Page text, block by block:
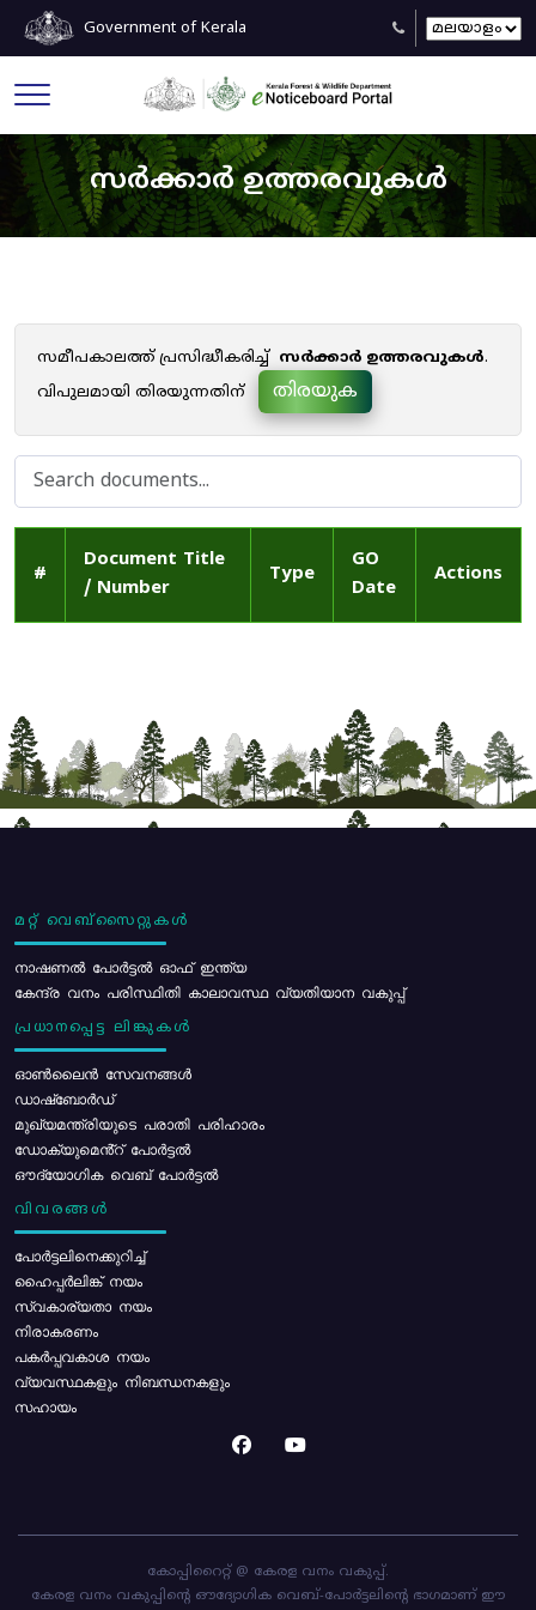
Government of Kerala
സർക്കാർ ഉത്തരവുകൾ
സമീപകാലത്ത് പ്രസിദ്ധീകരിച്ച് സർക്കാർ ഉത്തരവുകൾ.
വിപുലമായി തിരയുന്നതിന്
തിരയുക
#
Document Title
/ Number
Type
GO
Date
Actions
മറ്റ് വെബ്സൈറ്റുകൾ
നാഷണൽ പോർട്ടൽ ഓഫ് ഇന്ത്യ
കേന്ദ്ര വനം പരിസ്ഥിതി കാലാവസ്ഥ വ്യതിയാന വകുപ്പ്
പ്രധാനപ്പെട്ട ലിങ്കുകൾ
ഓൺലൈൻ സേവനങ്ങൾ
ഡാഷ്ബോർഡ്
മുഖ്യമന്ത്രിയുടെ പരാതി പരിഹാരം
ഡോക്യുമെൻ്റ് പോർട്ടൽ
ഔദ്യോഗിക വെബ് പോർട്ടൽ
വിവരങ്ങൾ
പോര്‍ട്ടലിനെക്കുറിച്ച്
ഹൈപ്പർലിങ്ക് നയം
സ്വകാര്യതാ നയം
നിരാകരണം
പകർപ്പവകാശ നയം
വ്യവസ്ഥകളും നിബന്ധനകളും
സഹായം
കോപ്പിറൈറ്റ് @ കേരള വനം വകുപ്പ്.
കേരള വനം വകുപ്പിന്റെ ഔദ്യോഗിക വെബ്-പോർട്ടലിന്റെ ഭാഗമാണ് ഈ